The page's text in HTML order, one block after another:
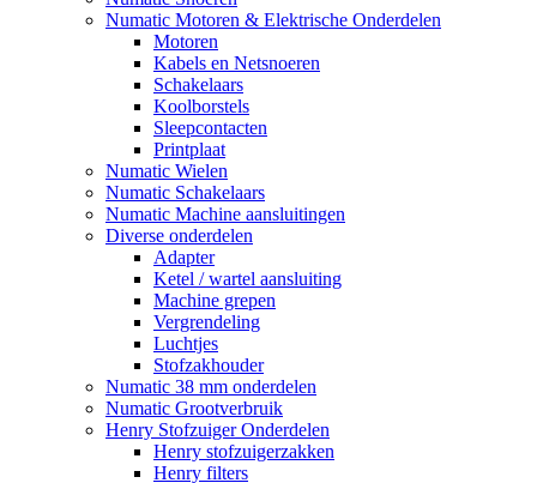
Numatic Motoren & Elektrische Onderdelen
Motoren
Kabels en Netsnoeren
Schakelaars
Koolborstels
Sleepcontacten
Printplaat
Numatic Wielen
Numatic Schakelaars
Numatic Machine aansluitingen
Diverse onderdelen
Adapter
Ketel / wartel aansluiting
Machine grepen
Vergrendeling
Luchtjes
Stofzakhouder
Numatic 38 mm onderdelen
Numatic Grootverbruik
Henry Stofzuiger Onderdelen
Henry stofzuigerzakken
Henry filters